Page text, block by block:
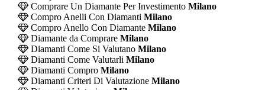
Comprare Un Diamante Per InvestimentoMilano
Compro Anelli Con Diamanti Milano
Compro Anello Con DiamanteMilano
Diamante da ComprareMilano
Diamanti Come Si ValutanoMilano
Diamanti Come Valutarli Milano
Diamanti ComproMilano
Diamanti Criteri Di ValutazioneMilano